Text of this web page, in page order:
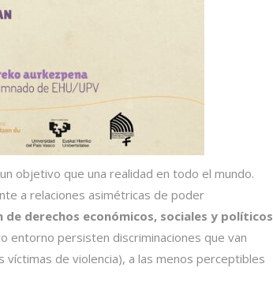
objetivo que una realidad en todo el mundo.
a relaciones asimétricas de poder
de derechos económicos, sociales y políticos
entorno persisten discriminaciones que van
de violencia), a las menos perceptibles